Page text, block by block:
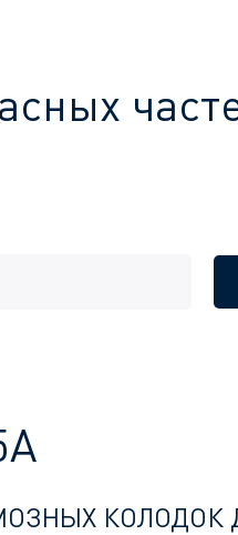
КОЛОДОК